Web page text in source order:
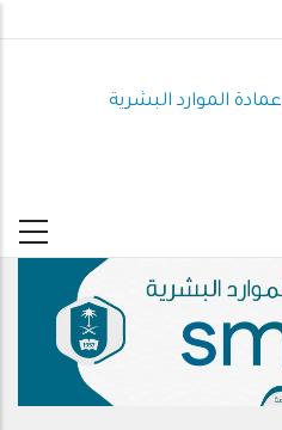
عمادة الموارد البشرية